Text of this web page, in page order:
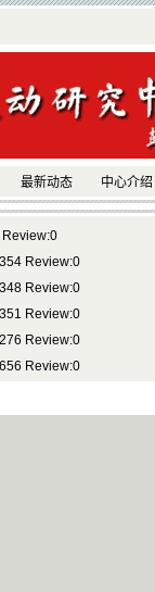
最新动态 中心介绍
Review:0
Review:0
Review:0
Review:0
Review:0